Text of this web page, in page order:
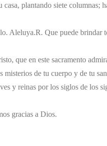
plantando siete columnas;
Aleluya.R. Que puede brindar
que en este sacramento
misterios de tu cuerpo y de tu
y reinas por los siglos de los
gracias a Dios.